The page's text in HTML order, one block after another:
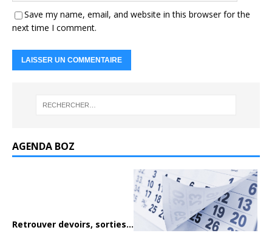
Save my name, email, and website in this browser for the
next time I comment.
AGENDA BOZ
Retrouver devoirs, sorties...